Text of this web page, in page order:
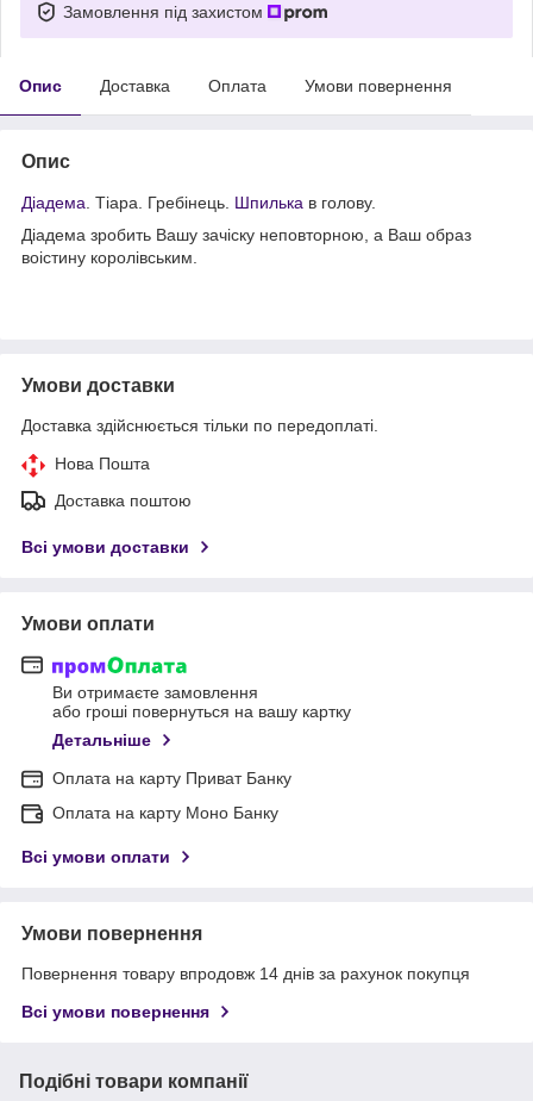
Замовлення під захистом
Опис Доставка Оплата Умови повернення
Опис
Діадема . Тіара. Гребінець. Шпилька в голову.
Діадема зробить Вашу зачіску неповторною, а Ваш образ
воістину королівським.
Умови доставки
Доставка здійснюється тільки по передоплаті.
Нова Пошта
Доставка поштою
Всі умови доставки
Умови оплати
Ви отримаєте замовлення
або гроші повернуться на вашу картку
Детальніше
Оплата на карту Приват Банку
Оплата на карту Моно Банку
Всі умови оплати
Умови повернення
Повернення товару впродовж 14 днів за рахунок покупця
Всі умови повернення
Подібні товари компанії